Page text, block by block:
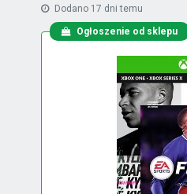
Dodano 17 dni temu
Ogłoszenie od sklepu